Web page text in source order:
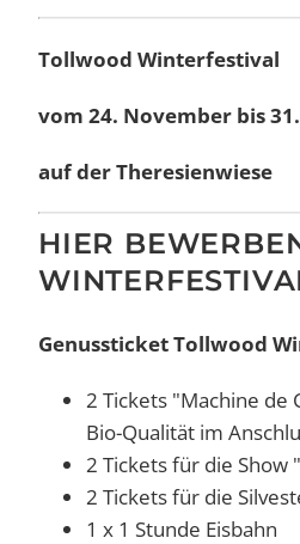
Tollwood Winterfestival
vom 24. November bis
auf der Theresienwiese
HIER
Genussticket Tollwood
2 Tickets "Machine de
Bio-Qualität im
2 Tickets für die Show
2 Tickets für die
1 x 1 Stunde Eisbahn